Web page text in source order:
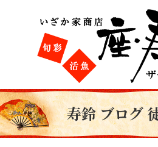
寿鈴 ブログ